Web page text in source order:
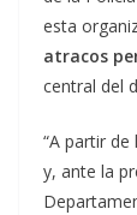
esta
atracos
central del
“A partir
y, ante la